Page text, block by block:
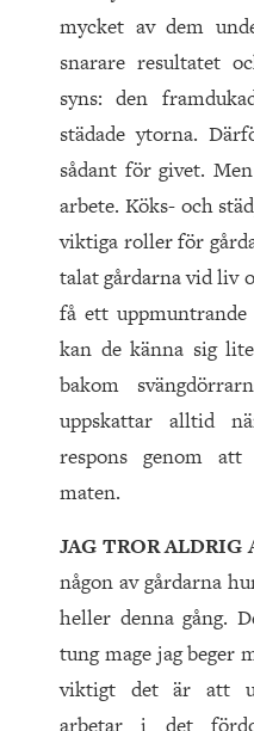
mycket av dem
snarare resultatet
syns: den
städade ytorna.
sådant för givet.
arbete. Köks- och
viktiga roller för
talat gårdarna vid liv
få ett
kan de känna sig
bakom
uppskattar alltid
respons genom
maten.
JAG TROR
någon av gårdarna
heller denna gång.
tung mage jag beger
viktigt det är att